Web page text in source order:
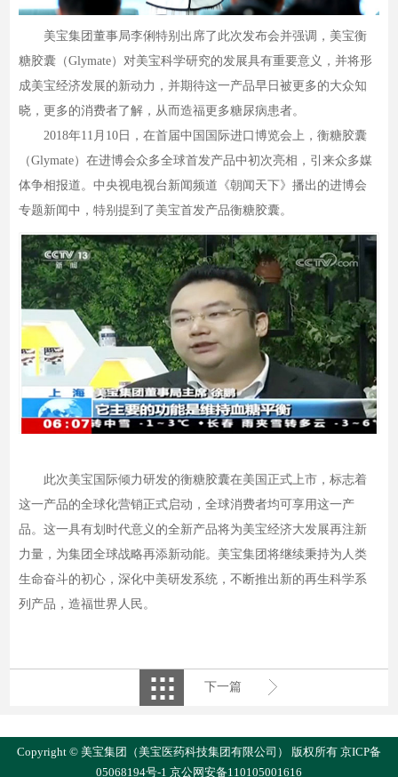
美宝集团董事局李俐特别出席了此次发布会并强调，美宝衡
糖胶囊（Glymate）对美宝科学研究的发展具有重要意义，并将形
成美宝经济发展的新动力，并期待这一产品早日被更多的大众知
晓，更多的消费者了解，从而造福更多糖尿病患者。
2018年11月10日，在首届中国国际进口博览会上，衡糖胶囊
（Glymate）在进博会众多全球首发产品中初次亮相，引来众多媒
体争相报道。中央视电视台新闻频道《朝闻天下》播出的进博会
专题新闻中，特别提到了美宝首发产品衡糖胶囊。
此次美宝国际倾力研发的衡糖胶囊在美国正式上市，标志着
这一产品的全球化营销正式启动，全球消费者均可享用这一产
品。这一具有划时代意义的全新产品将为美宝经济大发展再注新
力量，为集团全球战略再添新动能。美宝集团将继续秉持为人类
生命奋斗的初心，深化中美研发系统，不断推出新的再生科学系
列产品，造福世界人民。
下一篇
Copyright © 美宝集团（美宝医药科技集团有限公司） 版权所有 京ICP备
05068194号-1 京公网安备110105001616